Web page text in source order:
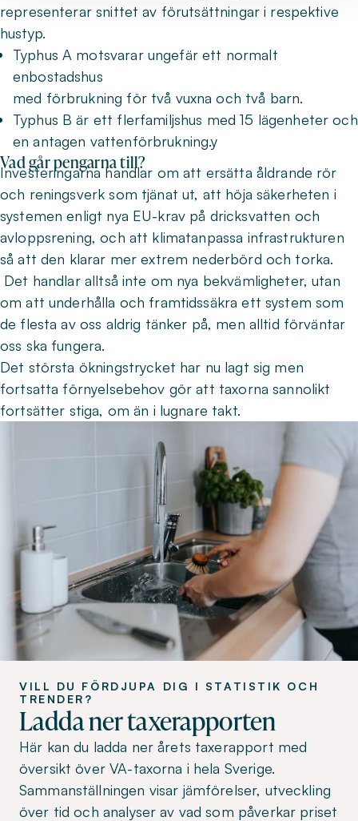
representerar snittet av förutsättningar i respektive
hustyp.
Typhus A motsvarar ungefär ett normalt
enbostadshus
med förbrukning för två vuxna och två barn.
Typhus B är ett flerfamiljshus med 15 lägenheter och
en antagen vattenförbrukning.y
Vad går pengarna till?
Investeringarna handlar om att ersätta åldrande rör
och reningsverk som tjänat ut, att höja säkerheten i
systemen enligt nya EU-krav på dricksvatten och
avloppsrening, och att klimatanpassa infrastrukturen
så att den klarar mer extrem nederbörd och torka.
Det handlar alltså inte om nya bekvämligheter, utan
om att underhålla och framtidssäkra ett system som
de flesta av oss aldrig tänker på, men alltid förväntar
oss ska fungera.
Det största ökningstrycket har nu lagt sig men
fortsatta förnyelsebehov gör att taxorna sannolikt
fortsätter stiga, om än i lugnare takt.
VILL DU FÖRDJUPA DIG I STATISTIK OCH
TRENDER?
Ladda ner taxerapporten
Här kan du ladda ner årets taxerapport med
översikt över VA-taxorna i hela Sverige.
Sammanställningen visar jämförelser, utveckling
över tid och analyser av vad som påverkar priset